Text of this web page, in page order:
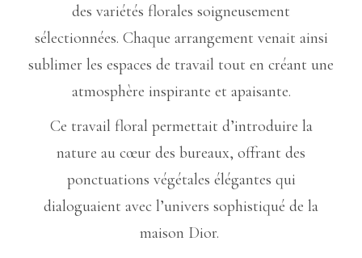
des variétés florales soigneusement
sélectionnées. Chaque arrangement venait ainsi
sublimer les espaces de travail tout en créant une
atmosphère inspirante et apaisante.
Ce travail floral permettait d’introduire la
nature au cœur des bureaux, offrant des
ponctuations végétales élégantes qui
dialoguaient avec l’univers sophistiqué de la
maison Dior.